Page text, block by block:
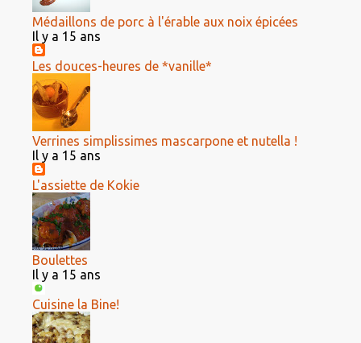
Médaillons de porc à l'érable aux noix épicées
Il y a 15 ans
Les douces-heures de *vanille*
Verrines simplissimes mascarpone et nutella !
Il y a 15 ans
L'assiette de Kokie
Boulettes
Il y a 15 ans
Cuisine la Bine!